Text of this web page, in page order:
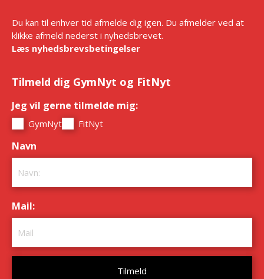
Du kan til enhver tid afmelde dig igen. Du afmelder ved at
klikke afmeld nederst i nyhedsbrevet.
Læs nyhedsbrevsbetingelser
Tilmeld dig GymNyt og FitNyt
Jeg vil gerne tilmelde mig:
GymNyt FitNyt
Navn
Mail: